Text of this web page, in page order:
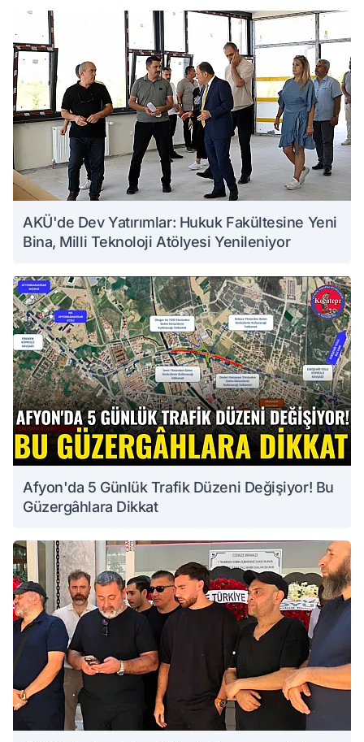
AKÜ'de Dev Yatırımlar: Hukuk Fakültesine Yeni
Bina, Milli Teknoloji Atölyesi Yenileniyor
Afyon'da 5 Günlük Trafik Düzeni Değişiyor! Bu
Güzergâhlara Dikkat